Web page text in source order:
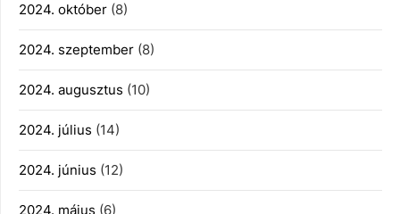
2024. október (8)
2024. szeptember (8)
2024. augusztus (10)
2024. július (14)
2024. június (12)
2024. május (6)